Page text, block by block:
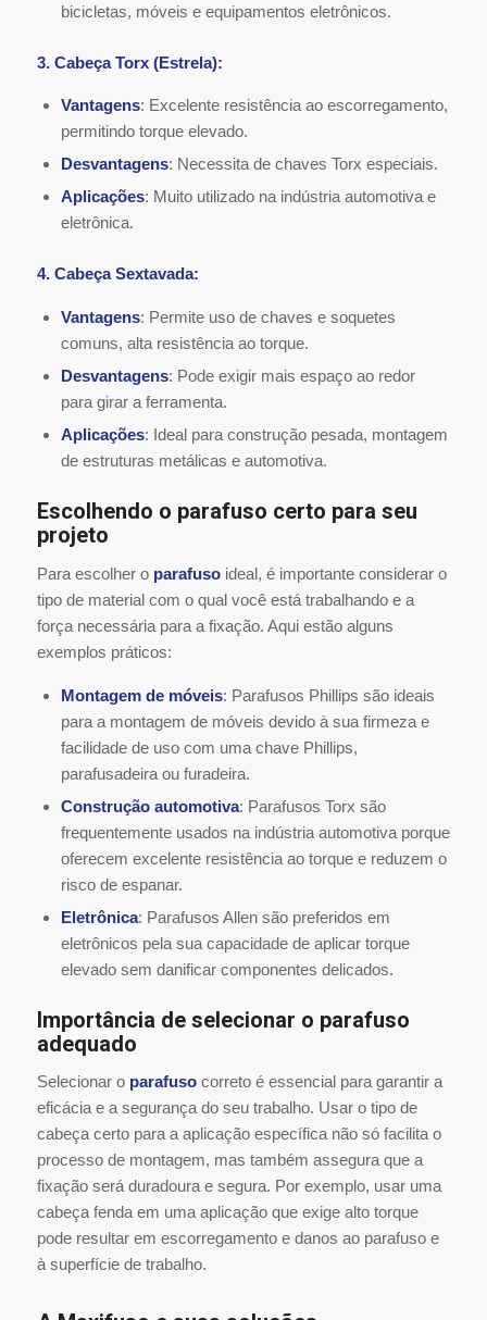
bicicletas, móveis e equipamentos eletrônicos.
3. Cabeça Torx (Estrela):
Vantagens: Excelente resistência ao escorregamento,
permitindo torque elevado.
Desvantagens: Necessita de chaves Torx especiais.
Aplicações: Muito utilizado na indústria automotiva e
eletrônica.
4. Cabeça Sextavada:
Vantagens: Permite uso de chaves e soquetes
comuns, alta resistência ao torque.
Desvantagens: Pode exigir mais espaço ao redor
para girar a ferramenta.
Aplicações: Ideal para construção pesada, montagem
de estruturas metálicas e automotiva.
Escolhendo o parafuso certo para seu
projeto
Para escolher o parafusoideal, é importante considerar o
tipo de material com o qual você está trabalhando e a
força necessária para a fixação. Aqui estão alguns
exemplos práticos:
Montagem de móveis: Parafusos Phillips são ideais
para a montagem de móveis devido à sua firmeza e
facilidade de uso com uma chave Phillips,
parafusadeira ou furadeira.
Construção automotiva: Parafusos Torx são
frequentemente usados na indústria automotiva porque
oferecem excelente resistência ao torque e reduzem o
risco de espanar.
Eletrônica: Parafusos Allen são preferidos em
eletrônicos pela sua capacidade de aplicar torque
elevado sem danificar componentes delicados.
Importância de selecionar o parafuso
adequado
Selecionar o parafusocorreto é essencial para garantir a
eficácia e a segurança do seu trabalho. Usar o tipo de
cabeça certo para a aplicação específica não só facilita o
processo de montagem, mas também assegura que a
fixação será duradoura e segura. Por exemplo, usar uma
cabeça fenda em uma aplicação que exige alto torque
pode resultar em escorregamento e danos ao parafuso e
à superfície de trabalho.